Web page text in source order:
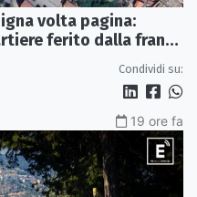
volta pagina:
ferito dalla frana
Condividi su:
19 ore fa